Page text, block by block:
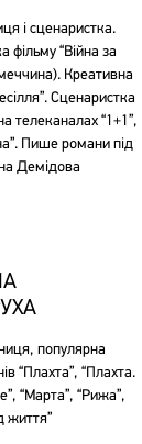
і сценаристка.
фільму “Війна за
Креативна
Сценаристка
телеканалах “1+1”,
Пише романи під
Демідова
популярна
“Плахта”, “Плахта.
“Марта”, “Рижа”,
життя”